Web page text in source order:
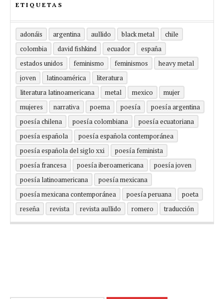
ETIQUETAS
adonáis argentina aullido black metal
chile
colombia
david fishkind ecuador
españa
estados unidos
feminismo feminismos
heavy metal
joven
latinoamérica
literatura
literatura latinoamericana
metal mexico
mujer
mujeres
narrativa poema poesía
poesía argentina
poesía chilena
poesía colombiana
poesía ecuatoriana
poesía española
poesía española contemporánea
poesía española del siglo xxi
poesía feminista
poesía francesa
poesía iberoamericana
poesía joven
poesía latinoamericana
poesía mexicana
poesía mexicana contemporánea
poesía peruana
poeta
reseña
revista revista aullido romero traducción